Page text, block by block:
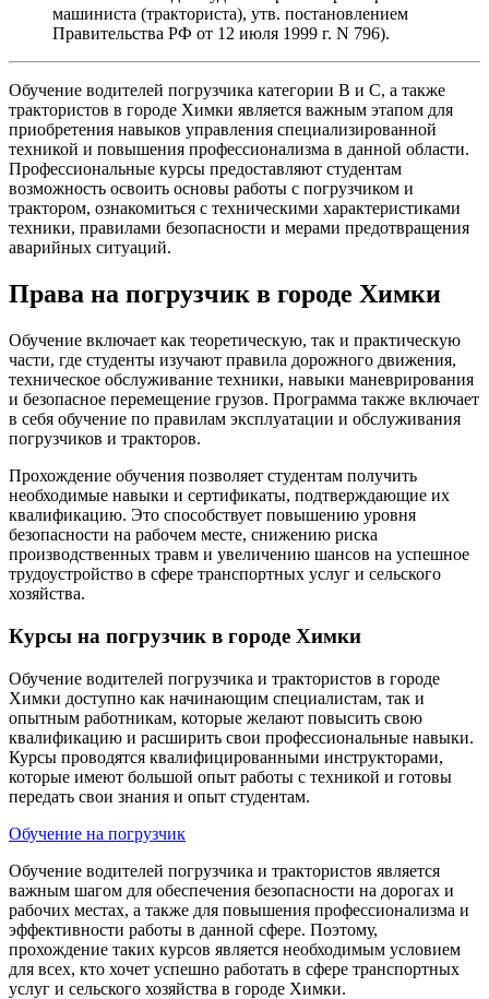
машиниста (тракториста), утв. постановлением
Правительства РФ от 12 июля 1999 г. N 796).
Обучение водителей погрузчика категории B и C, а также
трактористов в городе Химки является важным этапом для
приобретения навыков управления специализированной
техникой и повышения профессионализма в данной области.
Профессиональные курсы предоставляют студентам
возможность освоить основы работы с погрузчиком и
трактором, ознакомиться с техническими характеристиками
техники, правилами безопасности и мерами предотвращения
аварийных ситуаций.
Права на погрузчик в городе Химки
Обучение включает как теоретическую, так и практическую
части, где студенты изучают правила дорожного движения,
техническое обслуживание техники, навыки маневрирования
и безопасное перемещение грузов. Программа также включает
в себя обучение по правилам эксплуатации и обслуживания
погрузчиков и тракторов.
Прохождение обучения позволяет студентам получить
необходимые навыки и сертификаты, подтверждающие их
квалификацию. Это способствует повышению уровня
безопасности на рабочем месте, снижению риска
производственных травм и увеличению шансов на успешное
трудоустройство в сфере транспортных услуг и сельского
хозяйства.
Курсы на погрузчик в городе Химки
Обучение водителей погрузчика и трактористов в городе
Химки доступно как начинающим специалистам, так и
опытным работникам, которые желают повысить свою
квалификацию и расширить свои профессиональные навыки.
Курсы проводятся квалифицированными инструкторами,
которые имеют большой опыт работы с техникой и готовы
передать свои знания и опыт студентам.
Обучение на погрузчик
Обучение водителей погрузчика и трактористов является
важным шагом для обеспечения безопасности на дорогах и
рабочих местах, а также для повышения профессионализма и
эффективности работы в данной сфере. Поэтому,
прохождение таких курсов является необходимым условием
для всех, кто хочет успешно работать в сфере транспортных
услуг и сельского хозяйства в городе Химки.